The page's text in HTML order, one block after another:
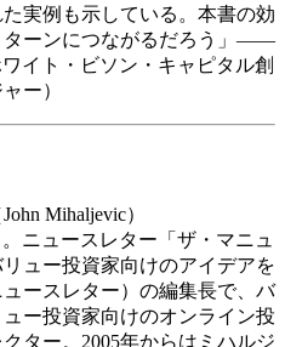
実例も示している。本書の効
ターンにつながるだろう」――
イト・ビソン・キャピタル創
ー）
Mihaljevic）
ニュースレター「ザ・マニュ
ュー投資家向けのアイデアを
ースレター）の編集長で、バ
ー投資家向けのオンライン投
ター。2005年からはミハルジ